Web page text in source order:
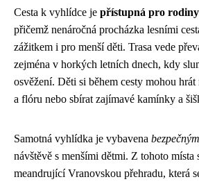
Cesta k vyhlídce je přístupná pro rodiny
přičemž nenáročná procházka lesními
zážitkem i pro menší děti. Trasa vede
zejména v horkých letních dnech, kdy
osvěžení. Děti si během cesty mohou
a flóru nebo sbírat zajímavé kamínky a
Samotná vyhlídka je vybavena
návštěvě s menšími dětmi. Z tohoto
meandrující Vranovskou přehradu, která